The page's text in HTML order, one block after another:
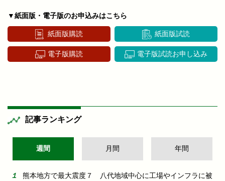
▼紙面版・電子版のお申込みはこちら
紙面版購読 紙面版試読
電子版購読 電子版試読お申し込み
記事ランキング
週間 月間 年間
熊本地方で最大震度７ 八代地域中心に工場やインフラに被